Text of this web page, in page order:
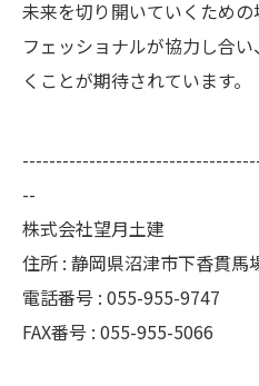
未来を切り開いていくため
フェッショナルが協力し合
くことが期待されています。
--
株式会社望月土建
住所 : 静岡県沼津市下香貫馬
電話番号 : 055-955-9747
FAX番号 : 055-955-5066